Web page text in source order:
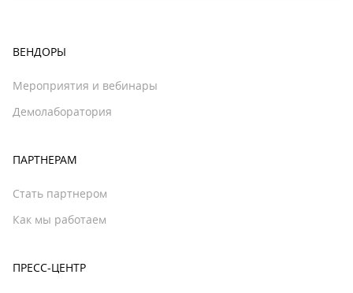
ВЕНДОРЫ
Мероприятия и вебинары
Демолаборатория
ПАРТНЕРАМ
Стать партнером
Как мы работаем
ПРЕСС-ЦЕНТР